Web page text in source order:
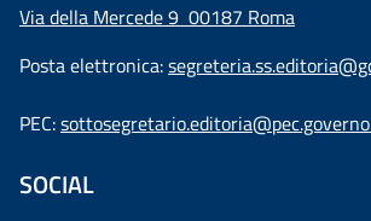
Via della Mercede 9 00187 Roma
Posta elettronica:
PEC:
SOCIAL